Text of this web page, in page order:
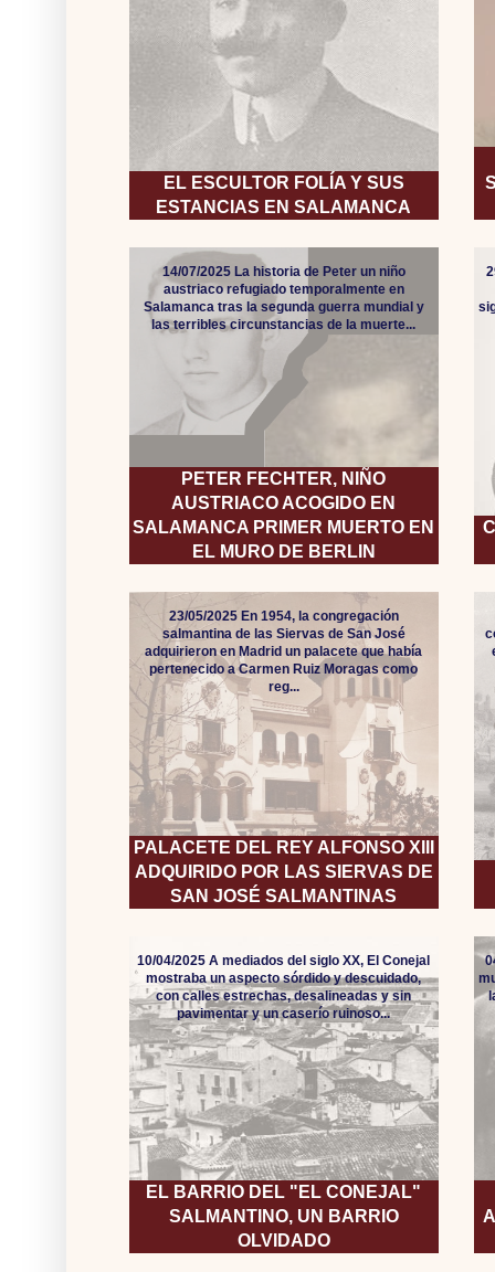
EL ESCULTOR FOLÍA Y SUS
ESTANCIAS EN SALAMANCA
PETER FECHTER, NIÑO
AUSTRIACO ACOGIDO EN
SALAMANCA PRIMER MUERTO EN
EL MURO DE BERLIN
14/07/2025 La historia de Peter un niño
austriaco refugiado temporalmente en
Salamanca tras la segunda guerra mundial y
las terribles circunstancias de la muerte...
PALACETE DEL REY ALFONSO XIII
ADQUIRIDO POR LAS SIERVAS DE
SAN JOSÉ SALMANTINAS
23/05/2025 En 1954, la congregación
salmantina de las Siervas de San José
adquirieron en Madrid un palacete que había
pertenecido a Carmen Ruiz Moragas como
reg...
EL BARRIO DEL "EL CONEJAL"
SALMANTINO, UN BARRIO
OLVIDADO
10/04/2025 A mediados del siglo XX, El Conejal
mostraba un aspecto sórdido y descuidado,
con calles estrechas, desalineadas y sin
pavimentar y un caserío ruinoso...